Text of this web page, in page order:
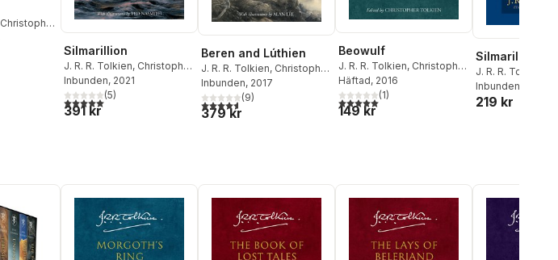
Christopher
Silmarillion
J. R. R. Tolkien, Christopher
Tolkien
Inbunden, 2021
5,0utav 5 stjärnor. Totalt antal röster:
(5)
391 kr
Beren and Lúthien
J. R. R. Tolkien, Christopher
Tolkien
Inbunden, 2017
4,6utav 5 stjärnor. Totalt antal röster:
(9)
379 kr
Beowulf
J. R. R. Tolkien, Christopher
Tolkien
Häftad, 2016
5,0utav 5 stjärnor. Totalt antal röster:
(1)
149 kr
Silmarillion
J. R. R. Tolkien
Tolkien
Inbunden
219 kr